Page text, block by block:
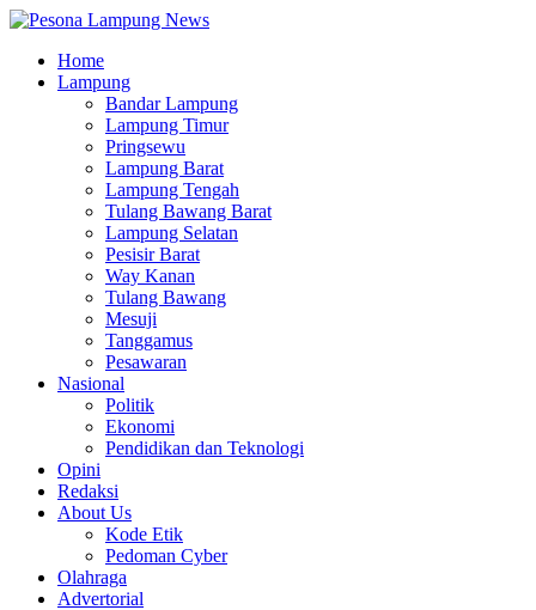
Home
Lampung
Bandar Lampung
Lampung Timur
Pringsewu
Lampung Barat
Lampung Tengah
Tulang Bawang Barat
Lampung Selatan
Pesisir Barat
Way Kanan
Tulang Bawang
Mesuji
Tanggamus
Pesawaran
Nasional
Politik
Ekonomi
Pendidikan dan Teknologi
Opini
Redaksi
About Us
Kode Etik
Pedoman Cyber
Olahraga
Advertorial